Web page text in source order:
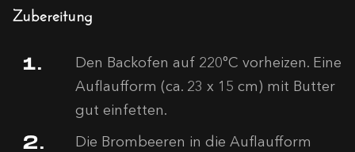
Zubereitung
Den Backofen auf 220°C vorheizen. Eine
Auflaufform (ca. 23 x 15 cm) mit Butter
gut einfetten.
Die Brombeeren in die Auflaufform